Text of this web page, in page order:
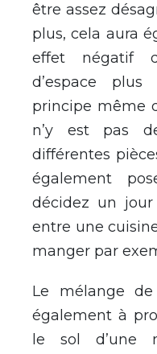
être assez
plus, cela aura
effet négatif
d’espace
principe même
n’y est pas
différentes
également
décidez un
entre une
manger par
Le mélange
également à
le sol d’une